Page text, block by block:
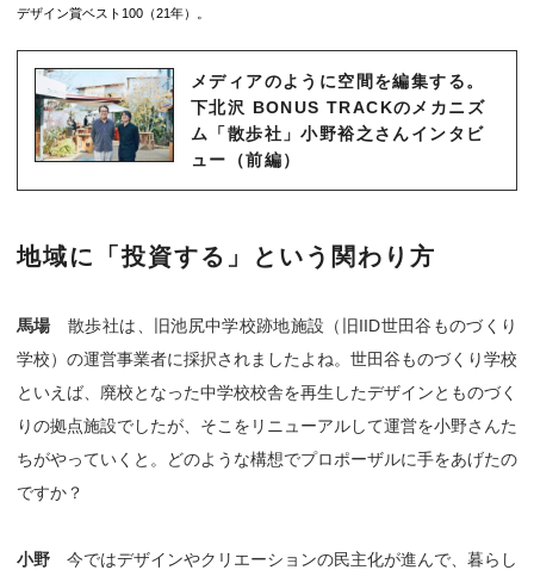
デザイン賞ベスト100（21年）。
メディアのように空間を編集する。
下北沢 BONUS TRACKのメカニズ
ム「散歩社」小野裕之さんインタビ
ュー（前編）
地域に「投資する」という関わり方
馬場散歩社は、旧池尻中学校跡地施設（旧IID世田谷ものづくり
学校）の運営事業者に採択されましたよね。世田谷ものづくり学校
といえば、廃校となった中学校校舎を再生したデザインとものづく
りの拠点施設でしたが、そこをリニューアルして運営を小野さんた
ちがやっていくと。どのような構想でプロポーザルに手をあげたの
ですか？
小野 今ではデザインやクリエーションの民主化が進んで、暮らし